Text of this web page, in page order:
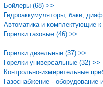
Бойлеры (68) >>
Гидроаккумуляторы, баки,
Автоматика и комплектующие
Горелки газовые (46) >>
Горелки дизельные (37) >>
Горелки универсальные (32) >>
Контрольно-измерительные
Газоснабжение -